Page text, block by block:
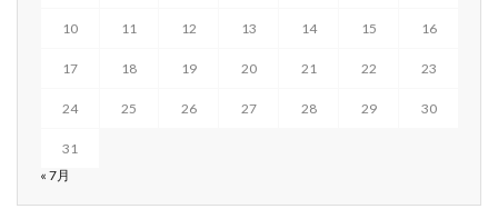
10 11 12 13 14 15 16
17 18 19 20 21 22 23
24 25 26 27 28 29 30
31
« 7月